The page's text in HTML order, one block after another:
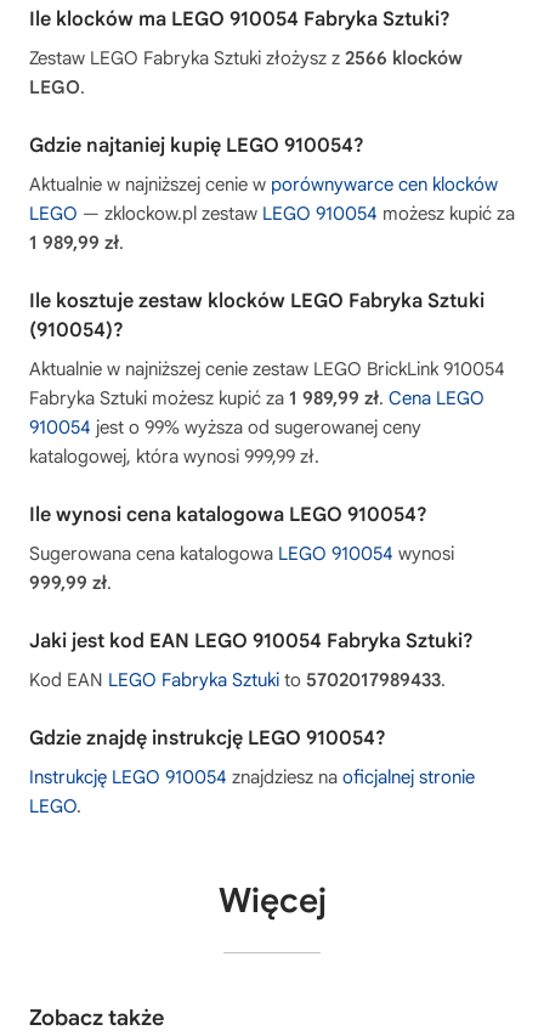
Ile klocków ma LEGO 910054 Fabryka Sztuki?
Zestaw LEGO Fabryka Sztuki złożysz z 2566 klocków
LEGO.
Gdzie najtaniej kupię LEGO 910054?
Aktualnie w najniższej cenie w porównywarce cen klocków
LEGO — zklockow.pl zestaw LEGO 910054 możesz kupić za
1 989,99 zł.
Ile kosztuje zestaw klocków LEGO Fabryka Sztuki
(910054)?
Aktualnie w najniższej cenie zestaw LEGO BrickLink 910054
Fabryka Sztuki możesz kupić za 1 989,99 zł. Cena LEGO
910054 jest o 99% wyższa od sugerowanej ceny
katalogowej, która wynosi 999,99 zł.
Ile wynosi cena katalogowa LEGO 910054?
Sugerowana cena katalogowa LEGO 910054 wynosi
999,99 zł.
Jaki jest kod EAN LEGO 910054 Fabryka Sztuki?
Kod EAN LEGO Fabryka Sztuki to 5702017989433.
Gdzie znajdę instrukcję LEGO 910054?
Instrukcję LEGO 910054 znajdziesz na oficjalnej stronie
LEGO.
Więcej
Zobacz także